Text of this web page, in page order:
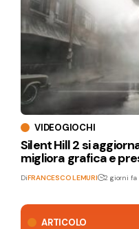
ARTICOLO
VIDEOGIOCHI
Silent Hill 2 si
migliora grafica e
DiFRANCESCO LEMURI 2 giorni fa